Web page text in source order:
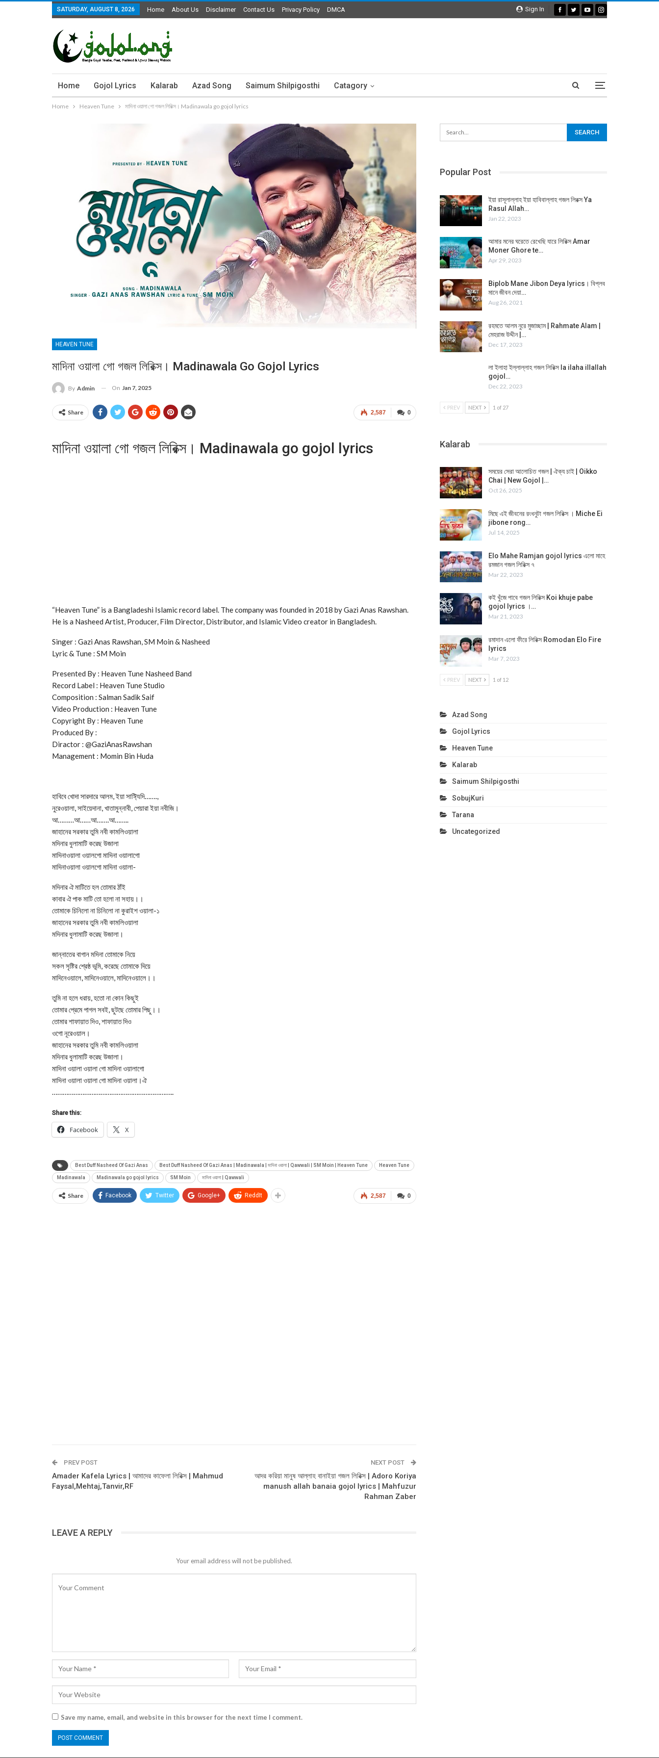
Sign In
SATURDAY, AUGUST 8, 2026 Home About Us Disclaimer Contact Us Privacy Policy DMCA
Home Gojol Lyrics Kalarab Azad Song Saimum Shilpigosthi Catagory
Home Heaven Tune মাদিনা ওয়ালা গো গজল লিরিক্স। Madinawala go gojol lyrics
HEAVEN TUNE
মাদিনা ওয়ালা গো গজল লিরিক্স। Madinawala Go Gojol Lyrics
By Admin On Jan 7, 2025
0
2,587
Share
মাদিনা ওয়ালা গো গজল লিরিক্স। Madinawala go gojol lyrics
“Heaven Tune” is a Bangladeshi Islamic record label. The company was founded in 2018 by Gazi Anas Rawshan.
He is a Nasheed Artist, Producer, Film Director, Distributor, and Islamic Video creator in Bangladesh.
Singer : Gazi Anas Rawshan, SM Moin & Nasheed
Lyric & Tune : SM Moin
Presented By : Heaven Tune Nasheed Band
Record Label : Heaven Tune Studio
Composition : Salman Sadik Saif
Video Production : Heaven Tune
Copyright By : Heaven Tune
Produced By : ​⁠
Diractor : @GaziAnasRawshan
Management : Momin Bin Huda
হাবিবে খোদা সারদারে আলম, ইয়া সাঈ্যিদি…….,
নুরেওয়ালা, সাইয়েদানা, খাতামুন্নাবী, পেয়ারা ইয়া নবীজি।
আ………আ……আ…….আ……..
জাহানের সরকার তুমি নবী কামলিওয়ালা
মদিনার ধুলামাটি করেছ উজালা
মাদিনাওয়ালা ওয়ালগো মাদিনা ওয়ালাগো
মাদিনাওয়ালা ওয়ালগো মাদিনা ওয়ালা-
মদিনার ঐ মাটিতে হল তোমার ঠাঁই
কাবার ঐ পাক মাটি তো হলো না সহায়।।
তোমাকে চিনিলো না চিনিলো না কুরাইশ ওয়ালা-১
জাহানের সরকার তুমি নবী কামলিওয়ালা
মদিনার ধুলামাটি করেছ উজালা।
জান্নাতের বাগান মদিনা তোমাকে নিয়ে
সকল সৃষ্টির শ্রেষ্ঠ ভূমি, করেছে তোমাকে দিয়ে
মাদিনেওয়ালে, মাদিনেওয়ালে, মাদিনেওয়ালে।।
তুমি না হলে ধরায়, হতো না কোন কিছুই
তোমার প্রেমে পাগল সবই, ছুটছে তোমার পিছু।।
তোমার শাফায়াত দিও, শাফায়াত দিও
ওগো নূরেওয়াল।
জাহানের সরকার তুমি নবী কামলিওয়ালা
মদিনার ধুলামাটি করেছ উজালা।
মাদিনা ওয়ালা ওয়ালা গো মাদিনা ওয়ালাগো
মাদিনা ওয়ালা ওয়ালা গো মাদিনা ওয়ালা।ঐ
…………………………………………………………..
Share this:
Facebook X
Best Duff Nasheed Of Gazi Anas Best Duff Nasheed Of Gazi Anas | Madinawala | মাদিনা ওয়ালা | Qawwali | SM Moin | Heaven Tune Heaven Tune
Madinawala Madinawala go gojol lyrics SM Moin মাদিনা ওয়ালা | Qawwali
0
2,587
Share Facebook Twitter Google+ ReddIt
PREV POST
Amader Kafela Lyrics | আমাদের কাফেলা লিরিক্স | Mahmud
Faysal,Mehtaj,Tanvir,RF
NEXT POST
আদর করিয়া মানুষ আল্লাহ বানাইয়া গজল লিরিক্স | Adoro Koriya
manush allah banaia gojol lyrics | Mahfuzur
Rahman Zaber
LEAVE A REPLY
Your email address will not be published.
Save my name, email, and website in this browser for the next time I comment.
Popular Post
ইয়া রাসূলাল্লাহ ইয়া হাবিবাল্লাহ গজল লিরক্স Ya
Rasul Allah…
Jan 22, 2023
আমার মনের ঘরেতে রেখেছি যারে লিরিক্স Amar
Moner Ghore te…
Apr 29, 2023
Biplob Mane Jibon Deya lyrics। বিপ্লব
মানে জীবন দেয়া…
Aug 26, 2021
রহমতে আলম নুরে মুজাচ্ছাম | Rahmate Alam |
মেহরাজ উদ্দীন |…
Dec 17, 2023
লা ইলাহা ইল্লাল্লাহ গজল লিরিক্স la ilaha illallah
gojol…
Dec 22, 2023
PREV NEXT 1 of 27
Kalarab
সময়ের সেরা আলোচিত গজল | ঐক্য চাই | Oikko
Chai | New Gojol |…
Oct 26, 2025
মিছে এই জীবনের রংধনুটা গজল লিরিক্স । Miche Ei
jibone rong…
Jul 14, 2025
Elo Mahe Ramjan gojol lyrics এলো মাহে
রমজান গজল লিরিক্স ৭
Mar 22, 2023
কই খুঁজে পাবে গজল লিরিক্স Koi khuje pabe
gojol lyrics ।…
Mar 21, 2023
রমাদান এলো ফীরে লিরিক্স Romodan Elo Fire
lyrics
Mar 7, 2023
PREV NEXT 1 of 12
Azad Song
Gojol Lyrics
Heaven Tune
Kalarab
Saimum Shilpigosthi
SobujKuri
Tarana
Uncategorized